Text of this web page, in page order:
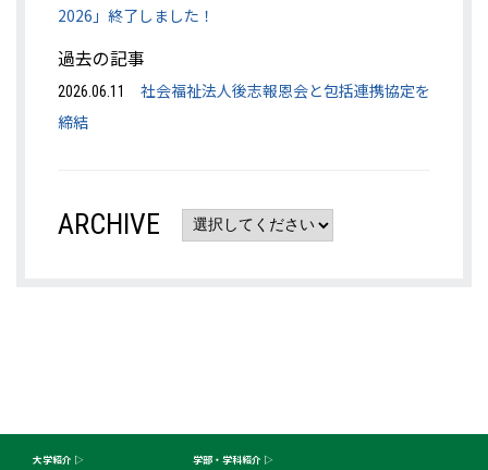
2026」終了しました！
過去の記事
2026.06.11
社会福祉法人後志報恩会と包括連携協定を
締結
ARCHIVE
大学紹介 学部・学科紹介